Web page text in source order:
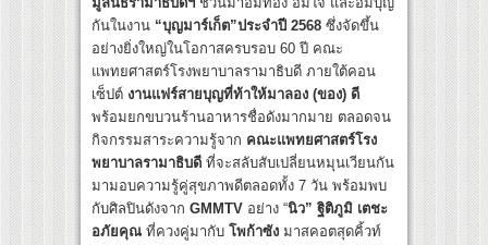
กันในงาน “บุญมาร์เก็ต”ประจำปี 2568 ซึ่งจัดขึ้น
อย่างยิ่งใหญ่ในโอกาสครบรอบ 60 ปี คณะ
แพทยศาสตร์โรงพยาบาลรามาธิบดี ภายใต้คอน
เซ็ปต์ งานแฟร์สายบุญที่ท้าให้มาลอง (ของ) ดี
พร้อมยกขบวนร้านอาหารชื่อดังมากมาย ตลอดจน
กิจกรรมสาระความรู้จาก คณะแพทยศาสตร์โรง
พยาบาลรามาธิบดี ที่จะสลับสับเปลี่ยนหมุนเวียนกัน
มามอบความรู้คู่สุขภาพดีตลอดทั้ง 7 วัน พร้อมพบ
กับศิลปินดังจาก GMMTV อย่าง “นิว” ฐิติภูมิ เตชะ
อภัยคุณ ที่ควงคู่มากับ โพก้าซัง มาสคอตสุดคิ้วท์